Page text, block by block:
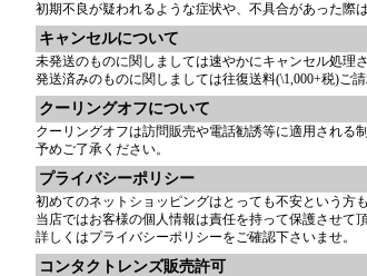
初期不良が疑われるような症状や、不具合があった際
キャンセルについて
未発送のものに関しましては速やかにキャンセル処理
発送済みのものに関しましては往復送料(\1,000+税)ご
クーリングオフについて
クーリングオフは訪問販売や電話勧誘等に適用される
予めご了承ください。
プライバシーポリシー
初めてのネットショッピングはとっても不安という方
当店ではお客様の個人情報は責任を持って保護させて
詳しくはプライバシーポリシーをご確認下さいませ。
コンタクトレンズ販売許可